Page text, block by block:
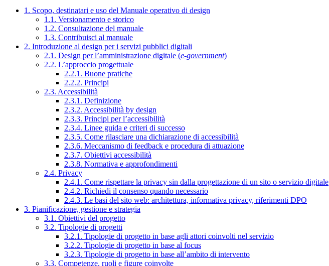
1. Scopo, destinatari e uso del Manuale operativo di design
1.1. Versionamento e storico
1.2. Consultazione del manuale
1.3. Contribuisci al manuale
2. Introduzione al design per i servizi pubblici digitali
2.1. Design per l’amministrazione digitale (e-government)
2.2. L’approccio progettuale
2.2.1. Buone pratiche
2.2.2. Principi
2.3. Accessibilità
2.3.1. Definizione
2.3.2. Accessibilità by design
2.3.3. Principi per l’accessibilità
2.3.4. Linee guida e criteri di successo
2.3.5. Come rilasciare una dichiarazione di accessibilità
2.3.6. Meccanismo di feedback e procedura di attuazione
2.3.7. Obiettivi accessibilità
2.3.8. Normativa e approfondimenti
2.4. Privacy
2.4.1. Come rispettare la privacy sin dalla progettazione di un sito o servizio digitale
2.4.2. Richiedi il consenso quando necessario
2.4.3. Le basi del sito web: architettura, informativa privacy, riferimenti DPO
3. Pianificazione, gestione e strategia
3.1. Obiettivi del progetto
3.2. Tipologie di progetti
3.2.1. Tipologie di progetto in base agli attori coinvolti nel servizio
3.2.2. Tipologie di progetto in base al focus
3.2.3. Tipologie di progetto in base all’ambito di intervento
3.3. Competenze, ruoli e figure coinvolte